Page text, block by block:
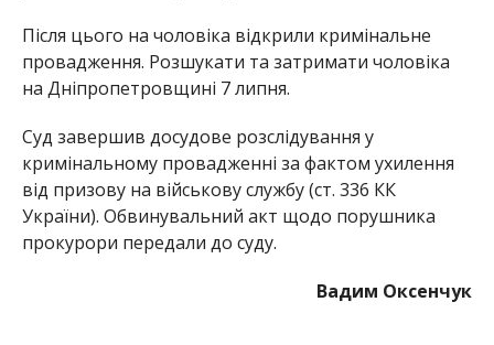
Після цього на чоловіка відкрили кримінальне
провадження. Розшукати та затримати чоловіка
на Дніпропетровщині 7 липня.
Суд завершив досудове розслідування у
кримінальному провадженні за фактом ухилення
від призову на військову службу (ст. 336 КК
України). Обвинувальний акт щодо порушника
прокурори передали до суду.
Вадим Оксенчук